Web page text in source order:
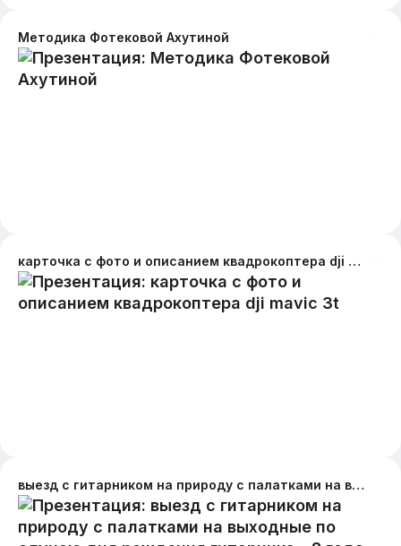
Методика Фотековой Ахутиной
карточка с фото и описанием квадрокоптера dji mavic 3t
выезд с гитарником на природу с палатками на выходные по случаю дня рождения гитарника - 2 года